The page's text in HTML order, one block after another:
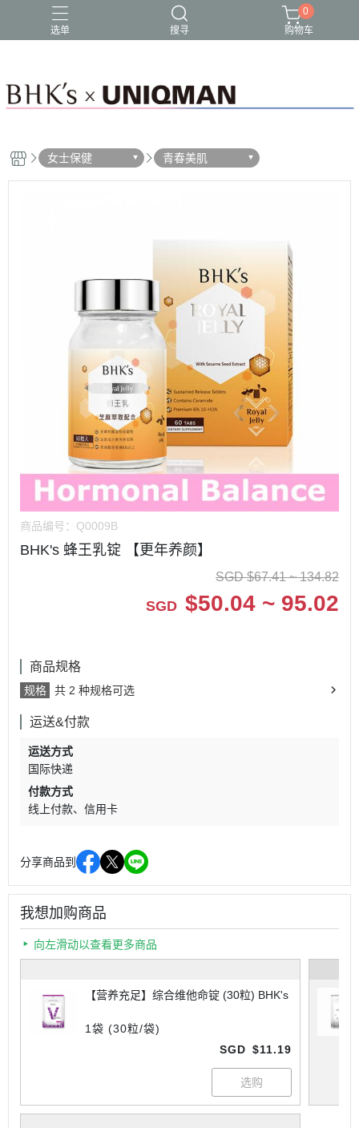
选单 搜寻
0
购物车
女士保健 青春美肌
商品编号： Q0009B
BHK's 蜂王乳锭 【更年养颜】
SGD $67.41 ~ 134.82
SGD $50.04 ~ 95.02
商品规格
规格 共 2 种规格可选
运送&付款
运送方式
国际快递
付款方式
线上付款
信用卡
分享商品到
我想加购商品
向左滑动以查看更多商品
【营养充足】综合维他命锭 (30粒) BHK's
1袋 (30粒/袋)
SGD $11.19